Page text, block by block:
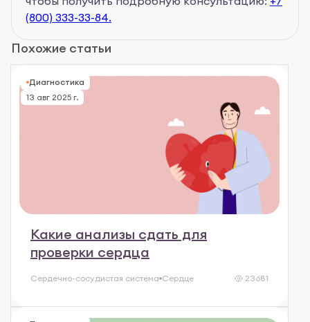
(800) 333-33-84.
Похожие статьи
Диагностика
13 авг 2025 г.
Какие анализы сдать для
проверки сердца
Сердечно-сосудистая система Сердце 23681